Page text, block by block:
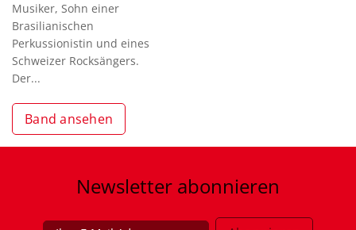
Musiker, Sohn einer
Brasilianischen
Perkussionistin und eines
Schweizer Rocksängers.
Der...
Band ansehen
Newsletter abonnieren